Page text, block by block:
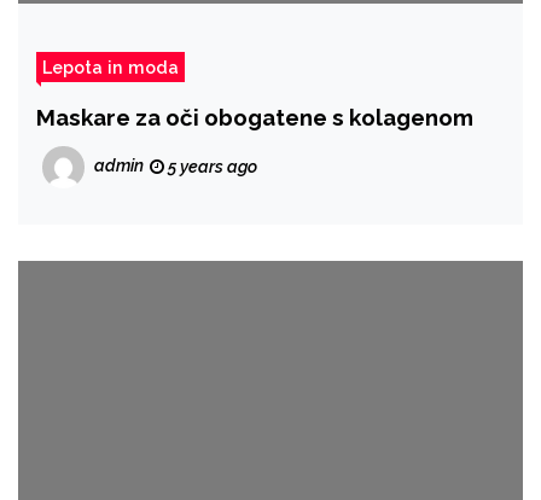
Lepota in moda
Maskare za oči obogatene s kolagenom
admin 5 years ago